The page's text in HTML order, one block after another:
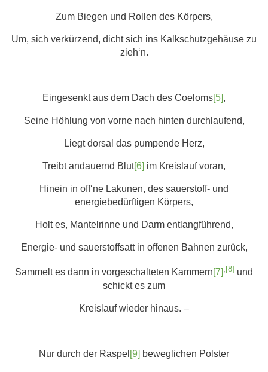
Zum Biegen und Rollen des Körpers,
Um, sich verkürzend, dicht sich ins Kalkschutzgehäuse zu
zieh‘n.
Eingesenkt aus dem Dach des Coeloms[5],
Seine Höhlung von vorne nach hinten durchlaufend,
Liegt dorsal das pumpende Herz,
Treibt andauernd Blut[6] im Kreislauf voran,
Hinein in off‘ne Lakunen, des sauerstoff- und
energiebedürftigen Körpers,
Holt es, Mantelrinne und Darm entlangführend,
Energie- und sauerstoffsatt in offenen Bahnen zurück,
Sammelt es dann in vorgeschalteten Kammern [7] , [8] und
schickt es zum
Kreislauf wieder hinaus. –
Nur durch der Raspel [9] beweglichen Polster